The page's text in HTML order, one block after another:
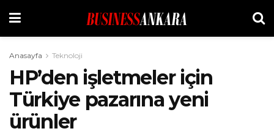
Anasayfa Teknoloji
HP’den işletmeler için
Türkiye pazarına yeni
ürünler